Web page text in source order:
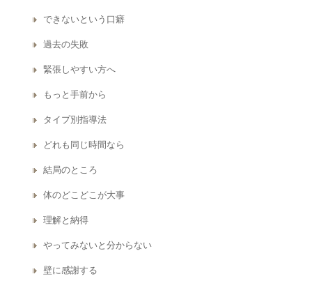
できないという口癖
過去の失敗
緊張しやすい方へ
もっと手前から
タイプ別指導法
どれも同じ時間なら
結局のところ
体のどこどこが大事
理解と納得
やってみないと分からない
壁に感謝する